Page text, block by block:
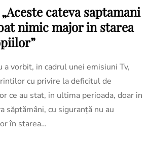
cateva saptamani
nimic major in starea
a vorbit, in cadrul unei emisiuni Tv,
cu privire la deficitul de
ce au stat, in ultima perioada, doar in
săptămâni, cu siguranță nu au
în starea…